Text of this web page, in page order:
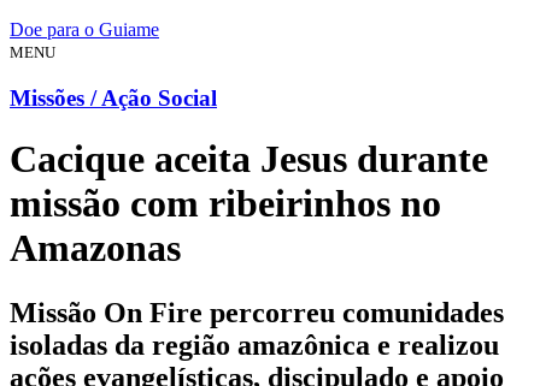
Doe para o Guiame
MENU
Missões / Ação Social
Cacique aceita Jesus durante
missão com ribeirinhos no
Amazonas
Missão On Fire percorreu comunidades
isoladas da região amazônica e realizou
ações evangelísticas, discipulado e apoio